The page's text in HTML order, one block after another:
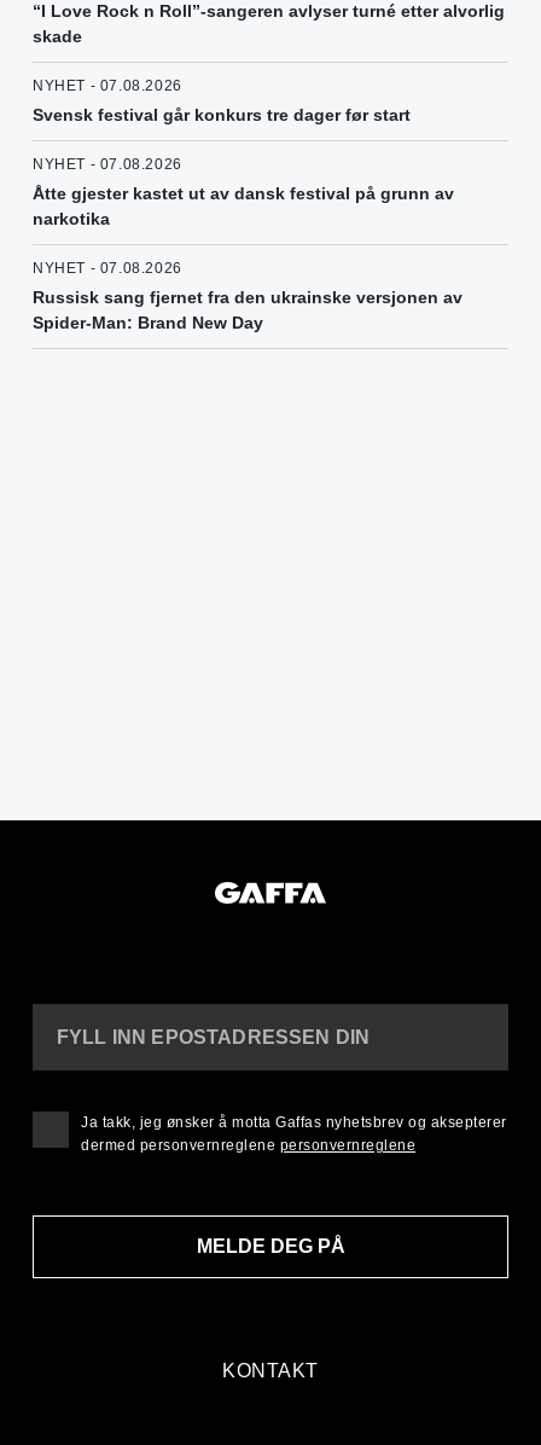
“I Love Rock n Roll”-sangeren avlyser turné etter alvorlig
skade
NYHET - 07.08.2026
Svensk festival går konkurs tre dager før start
NYHET - 07.08.2026
Åtte gjester kastet ut av dansk festival på grunn av
narkotika
NYHET - 07.08.2026
Russisk sang fjernet fra den ukrainske versjonen av
Spider-Man: Brand New Day
KONTAKT
FYLL INN EPOSTADRESSEN DIN
MELDE DEG PÅ
Ja takk, jeg ønsker å motta Gaffas nyhetsbrev og aksepterer
dermed personvernreglene personvernreglene